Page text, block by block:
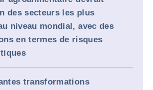
des secteurs les plus
niveau mondial, avec des
en termes de risques
transformations